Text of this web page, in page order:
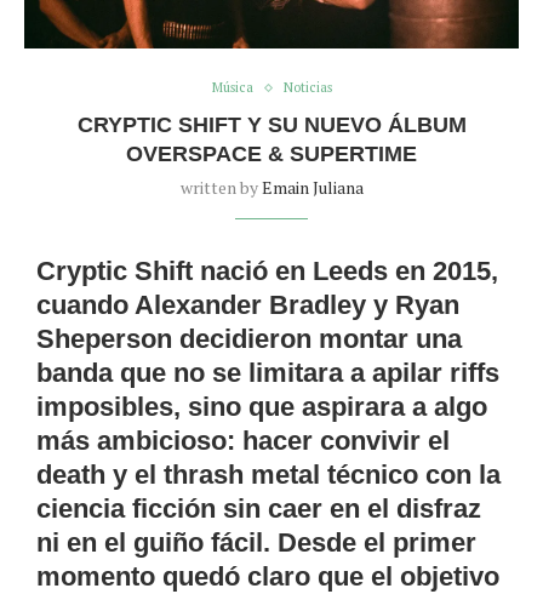
Música Noticias
CRYPTIC SHIFT Y SU NUEVO ÁLBUM
OVERSPACE & SUPERTIME
written byEmain Juliana
Cryptic Shift nació en Leeds en 2015,
cuando Alexander Bradley y Ryan
Sheperson decidieron montar una
banda que no se limitara a apilar riffs
imposibles, sino que aspirara a algo
más ambicioso: hacer convivir el
death y el thrash metal técnico con la
ciencia ficción sin caer en el disfraz
ni en el guiño fácil. Desde el primer
momento quedó claro que el objetivo